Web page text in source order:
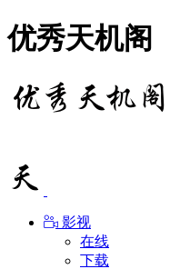
优秀天机阁
影视
在线
下载